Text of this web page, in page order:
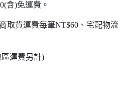
含)免運費。
取貨運費每筆NT$60、宅配物流
運費另計)